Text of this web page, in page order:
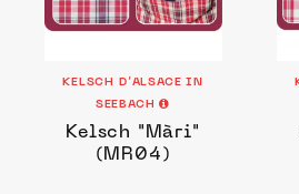
KELSCH D’ALSACE IN
SEEBACH
Kelsch "Màri"
(MR04)